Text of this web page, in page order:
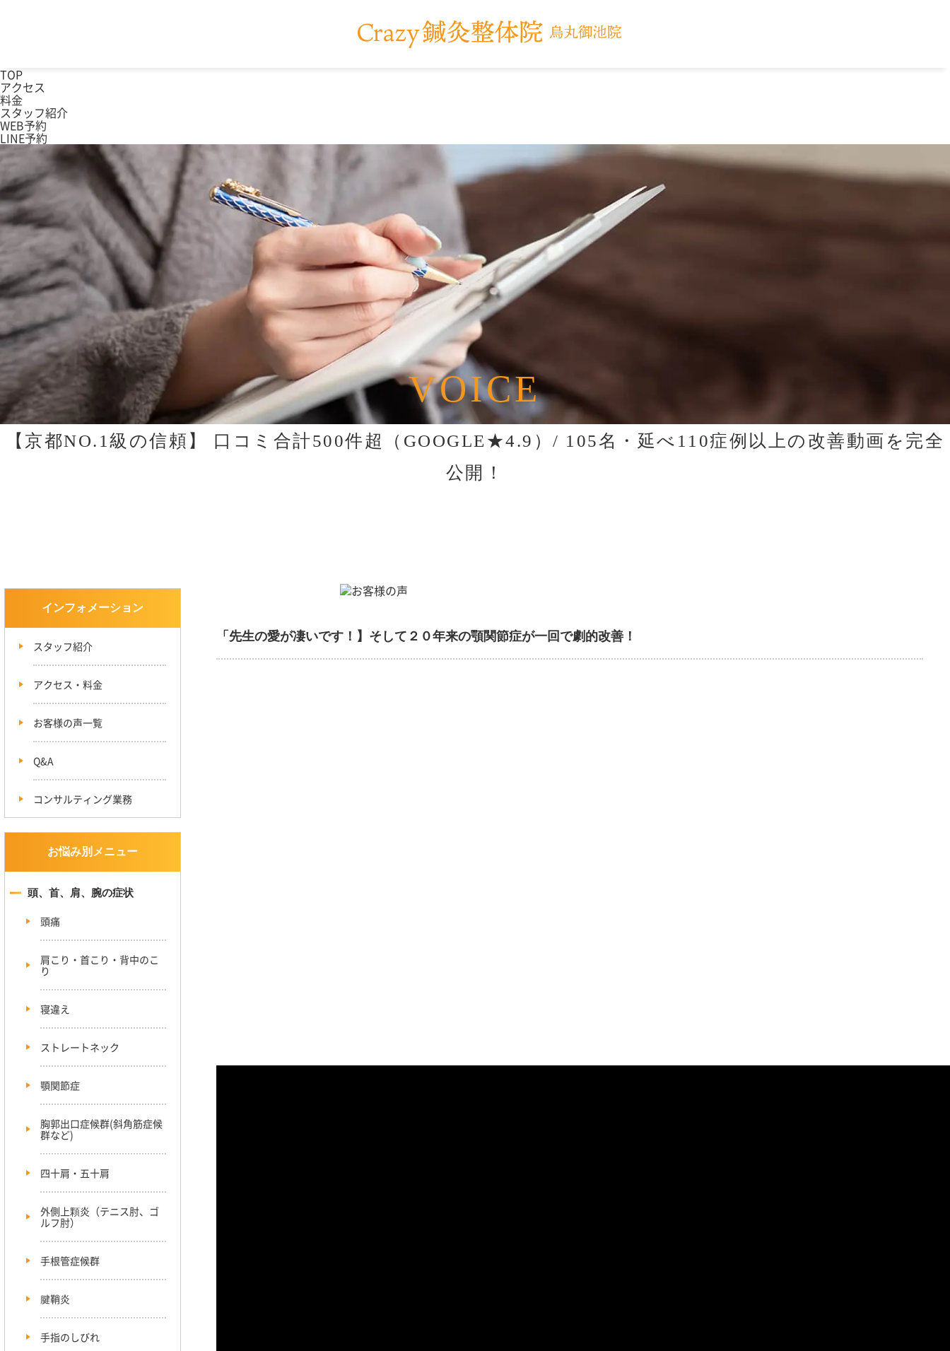
TOP
アクセス
料金
スタッフ紹介
WEB予約
LINE予約
VOICE
【京都NO.1級の信頼】 口コミ合計500件超（GOOGLE★4.9）/ 105名・延べ110症例以上の改善動画を完全
公開！
「先生の愛が凄いです！】そして２０年来の顎関節症が一回で劇的改善！
インフォメーション
スタッフ紹介
アクセス・料金
お客様の声一覧
Q&A
コンサルティング業務
お悩み別メニュー
頭、首、肩、腕の症状
頭痛
肩こり・首こり・背中のこ
り
寝違え
ストレートネック
顎関節症
胸郭出口症候群(斜角筋症候
群など)
四十肩・五十肩
外側上顆炎（テニス肘、ゴ
ルフ肘）
手根管症候群
腱鞘炎
手指のしびれ